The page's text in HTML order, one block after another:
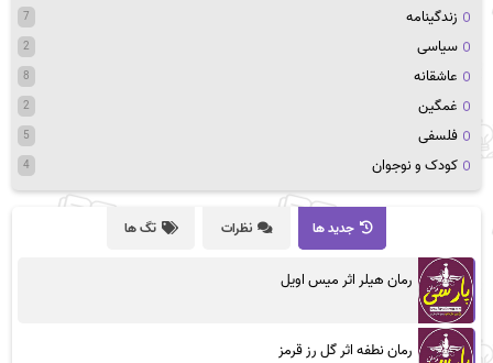
زندگینامه 7
سیاسی 2
عاشقانه 8
غمگین 2
فلسفی 5
کودک و نوجوان 4
جدید ها نظرات تگ ها
رمان هیلر اثر میس اویل
رمان نطفه اثر گل رز قرمز